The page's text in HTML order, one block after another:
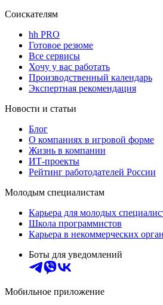
Соискателям
hh PRO
Готовое резюме
Все сервисы
Хочу у вас работать
Производственный календарь
Экспертная рекомендация
Новости и статьи
Блог
О компаниях в игровой форме
Жизнь в компании
ИТ-проекты
Рейтинг работодателей России
Молодым специалистам
Карьера для молодых
Школа программистов
Карьера в некоммерческих
Боты для уведомлений
Мобильное приложение